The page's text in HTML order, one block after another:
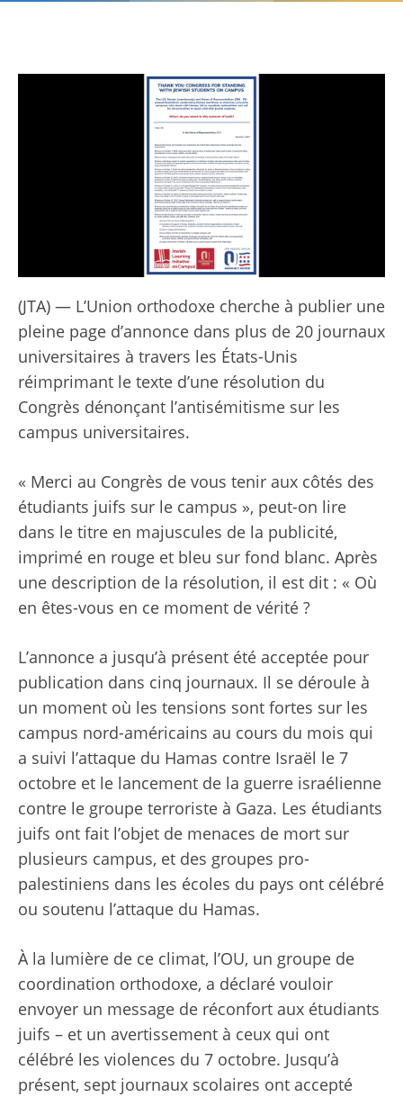
(JTA) — L’Union orthodoxe cherche à publier une
pleine page d’annonce dans plus de 20 journaux
universitaires à travers les États-Unis
réimprimant le texte d’une résolution du
Congrès dénonçant l’antisémitisme sur les
campus universitaires.
« Merci au Congrès de vous tenir aux côtés des
étudiants juifs sur le campus », peut-on lire
dans le titre en majuscules de la publicité,
imprimé en rouge et bleu sur fond blanc. Après
une description de la résolution, il est dit : « Où
en êtes-vous en ce moment de vérité ?
L’annonce a jusqu’à présent été acceptée pour
publication dans cinq journaux. Il se déroule à
un moment où les tensions sont fortes sur les
campus nord-américains au cours du mois qui
a suivi l’attaque du Hamas contre Israël le 7
octobre et le lancement de la guerre israélienne
contre le groupe terroriste à Gaza. Les étudiants
juifs ont fait l’objet de menaces de mort sur
plusieurs campus, et des groupes pro-
palestiniens dans les écoles du pays ont célébré
ou soutenu l’attaque du Hamas.
À la lumière de ce climat, l’OU, un groupe de
coordination orthodoxe, a déclaré vouloir
envoyer un message de réconfort aux étudiants
juifs – et un avertissement à ceux qui ont
célébré les violences du 7 octobre. Jusqu’à
présent, sept journaux scolaires ont accepté